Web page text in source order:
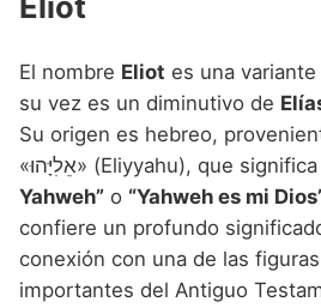
El nombre Eliot es una variante
su vez es un diminutivo de
Su origen es hebreo,
«אֵלִיָּהוּ» (Eliyyahu), que significa
Yahweh” o “Yahweh es mi
confiere un profundo
conexión con una de las
importantes del Antiguo